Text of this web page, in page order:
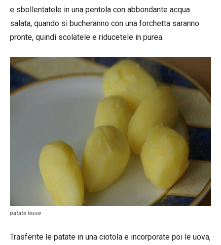
e sbollentatele in una pentola con abbondante acqua
salata, quando si bucheranno con una forchetta saranno
pronte, quindi scolatele e riducetele in purea.
patate lesse
Trasferite le patate in una ciotola e incorporate poi le uova,